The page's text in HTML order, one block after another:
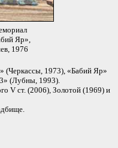
Яр»,
1976
1973), «Бабий Яр»
(Лубны, 1993).
V ст. (2006), Золотой (1969) и